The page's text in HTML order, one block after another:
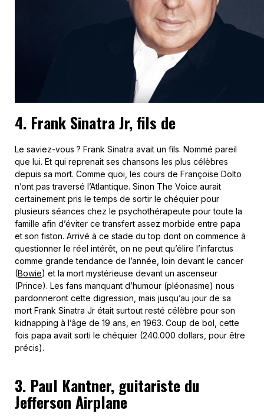
4. Frank Sinatra Jr, fils de
Le saviez-vous ? Frank Sinatra avait un fils. Nommé pareil
que lui. Et qui reprenait ses chansons les plus célèbres
depuis sa mort. Comme quoi, les cours de Françoise Dolto
n’ont pas traversé l’Atlantique. Sinon The Voice aurait
certainement pris le temps de sortir le chéquier pour
plusieurs séances chez le psychothérapeute pour toute la
famille afin d’éviter ce transfert assez morbide entre papa
et son fiston. Arrivé à ce stade du top dont on commence à
questionner le réel intérêt, on ne peut qu’élire l’infarctus
comme grande tendance de l’année, loin devant le cancer
(Bowie) et la mort mystérieuse devant un ascenseur
(Prince). Les fans manquant d’humour (pléonasme) nous
pardonneront cette digression, mais jusqu’au jour de sa
mort Frank Sinatra Jr était surtout resté célèbre pour son
kidnapping à l’âge de 19 ans, en 1963. Coup de bol, cette
fois papa avait sorti le chéquier (240.000 dollars, pour être
précis).
3. Paul Kantner, guitariste du
Jefferson Airplane